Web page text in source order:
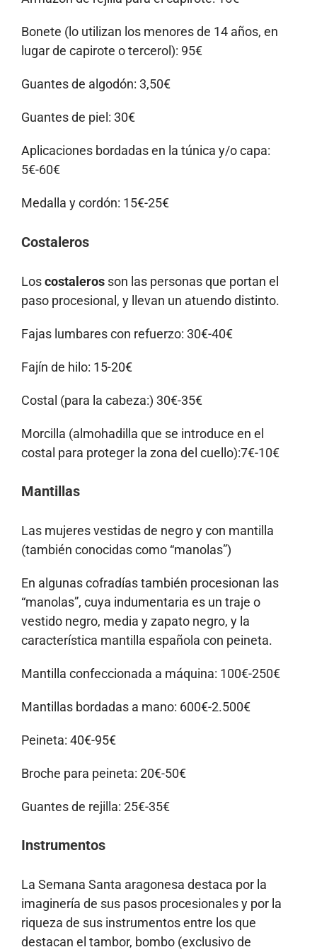
Bonete (lo utilizan los menores de 14 años, en
lugar de capirote o tercerol): 95€
Guantes de algodón: 3,50€
Guantes de piel: 30€
Aplicaciones bordadas en la túnica y/o capa:
5€-60€
Medalla y cordón: 15€-25€
Costaleros
Loscostaleros son las personas que portan el
paso procesional, y llevan un atuendo distinto.
Fajas lumbares con refuerzo: 30€-40€
Fajín de hilo: 15-20€
Costal (para la cabeza:) 30€-35€
Morcilla (almohadilla que se introduce en el
costal para proteger la zona del cuello):7€-10€
Mantillas
Las mujeres vestidas de negro y con mantilla
(también conocidas como “manolas”)
En algunas cofradías también procesionan las
“manolas”, cuya indumentaria es un traje o
vestido negro, media y zapato negro, y la
característica mantilla española con peineta.
Mantilla confeccionada a máquina: 100€-250€
Mantillas bordadas a mano: 600€-2.500€
Peineta: 40€-95€
Broche para peineta: 20€-50€
Guantes de rejilla: 25€-35€
Instrumentos
La Semana Santa aragonesa destaca por la
imaginería de sus pasos procesionales y por la
riqueza de sus instrumentos entre los que
destacan el tambor, bombo (exclusivo de